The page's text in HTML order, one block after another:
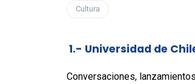
Cultura
1.- Universidad de
Conversaciones,